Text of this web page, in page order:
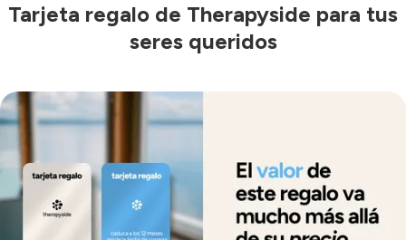
Tarjeta regalo de Therapyside para tus
seres queridos